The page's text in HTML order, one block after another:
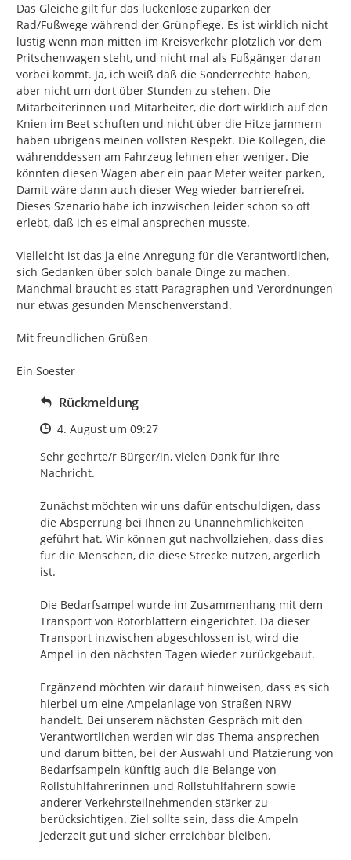
Das Gleiche gilt für das lückenlose zuparken der
Rad/Fußwege während der Grünpflege. Es ist wirklich nicht
lustig wenn man mitten im Kreisverkehr plötzlich vor dem
Pritschenwagen steht, und nicht mal als Fußgänger daran
vorbei kommt. Ja, ich weiß daß die Sonderrechte haben,
aber nicht um dort über Stunden zu stehen. Die
Mitarbeiterinnen und Mitarbeiter, die dort wirklich auf den
Knien im Beet schuften und nicht über die Hitze jammern
haben übrigens meinen vollsten Respekt. Die Kollegen, die
währenddessen am Fahrzeug lehnen eher weniger. Die
könnten diesen Wagen aber ein paar Meter weiter parken,
Damit wäre dann auch dieser Weg wieder barrierefrei.
Dieses Szenario habe ich inzwischen leider schon so oft
erlebt, daß ich es eimal ansprechen musste.
Vielleicht ist das ja eine Anregung für die Verantwortlichen,
sich Gedanken über solch banale Dinge zu machen.
Manchmal braucht es statt Paragraphen und Verordnungen
nur etwas gesunden Menschenverstand.
Mit freundlichen Grüßen
Ein Soester
Rückmeldung
Zeitpunkt des Erstellens
4. August um 09:27
Sehr geehrte/r Bürger/in, vielen Dank für Ihre
Nachricht.
Zunächst möchten wir uns dafür entschuldigen, dass
die Absperrung bei Ihnen zu Unannehmlichkeiten
geführt hat. Wir können gut nachvollziehen, dass dies
für die Menschen, die diese Strecke nutzen, ärgerlich
ist.
Die Bedarfsampel wurde im Zusammenhang mit dem
Transport von Rotorblättern eingerichtet. Da dieser
Transport inzwischen abgeschlossen ist, wird die
Ampel in den nächsten Tagen wieder zurückgebaut.
Ergänzend möchten wir darauf hinweisen, dass es sich
hierbei um eine Ampelanlage von Straßen NRW
handelt. Bei unserem nächsten Gespräch mit den
Verantwortlichen werden wir das Thema ansprechen
und darum bitten, bei der Auswahl und Platzierung von
Bedarfsampeln künftig auch die Belange von
Rollstuhlfahrerinnen und Rollstuhlfahrern sowie
anderer Verkehrsteilnehmenden stärker zu
berücksichtigen. Ziel sollte sein, dass die Ampeln
jederzeit gut und sicher erreichbar bleiben.